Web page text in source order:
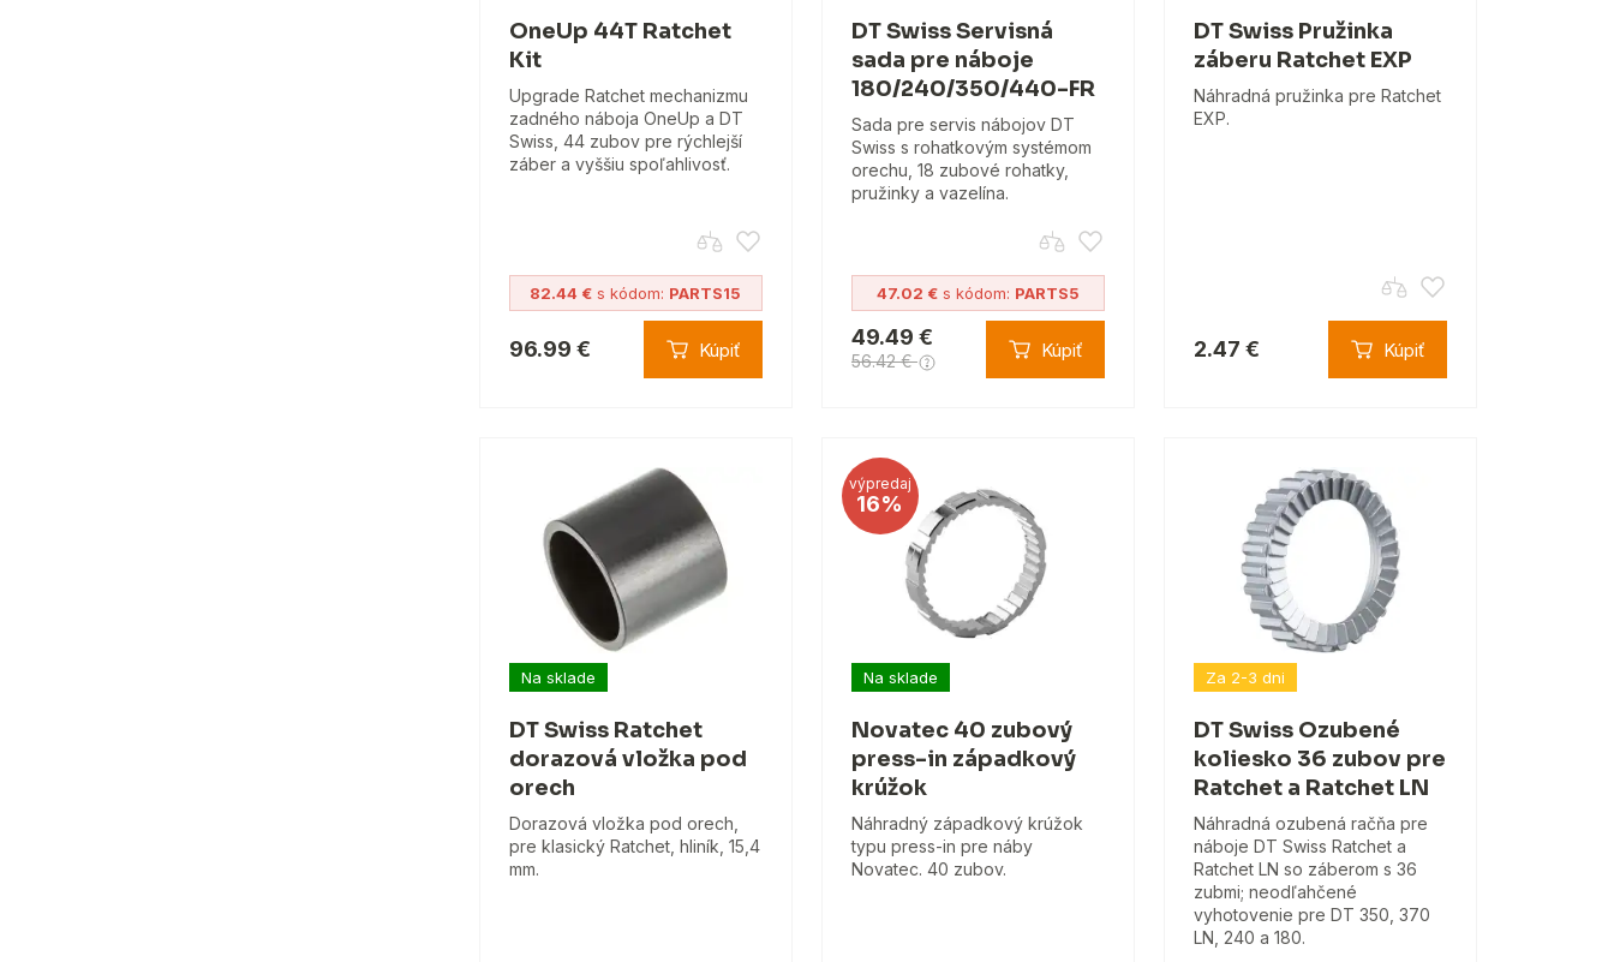
OneUp 44T Ratchet
Kit
Upgrade Ratchet mechanizmu
zadného náboja OneUp a DT
Swiss, 44 zubov pre rýchlejší
záber a vyššiu spoľahlivosť.
82.44 € s kódom: PARTS15
96.99 € Kúpiť
DT Swiss Servisná
sada pre náboje
180/240/350/440-FR
Sada pre servis nábojov DT
Swiss s rohatkovým systémom
orechu, 18 zubové rohatky,
pružinky a vazelína.
47.02 €s kódom: PARTS5
49.49 €
56.42 € Kúpiť
DT Swiss Pružinka
záberu Ratchet EXP
Náhradná pružinka pre Ratchet
EXP.
2.47 € Kúpiť
Na sklade
DT Swiss Ratchet
dorazová vložka pod
orech
Dorazová vložka pod orech,
pre klasický Ratchet, hliník, 15,4
mm.
výpredaj
16%
Na sklade
Novatec 40 zubový
press-in západkový
krúžok
Náhradný západkový krúžok
typu press-in pre náby
Novatec. 40 zubov.
Za 2-3 dni
DT Swiss Ozubené
koliesko 36 zubov pre
Ratchet a Ratchet LN
Náhradná ozubená račňa pre
náboje DT Swiss Ratchet a
Ratchet LN so záberom s 36
zubmi; neodľahčené
vyhotovenie pre DT 350, 370
LN, 240 a 180.